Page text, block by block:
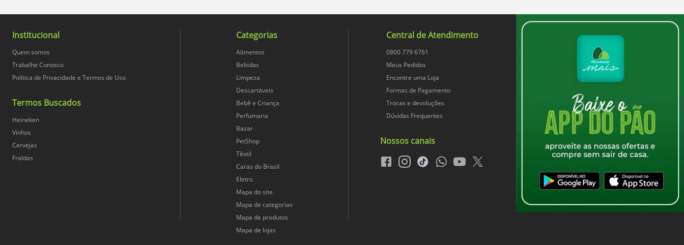
Institucional
Quem somos
Trabalhe Conosco
Política de Privacidade e Termos de Uso
Termos Buscados
Heineken
Vinhos
Cervejas
Fraldas
Categorias
Alimentos
Bebidas
Limpeza
Descartáveis
Bebê e Criança
Perfumaria
Bazar
PetShop
Têxtil
Caras do Brasil
Eletro
Mapa do site
Mapa de categorias
Mapa de produtos
Mapa de lojas
Central de Atendimento
0800 779 6761
Meus Pedidos
Encontre uma Loja
Formas de Pagamento
Trocas e devoluções
Dúvidas Frequentes
Nossos canais
facebookinstagram
tiktok whatsappyoutube
x